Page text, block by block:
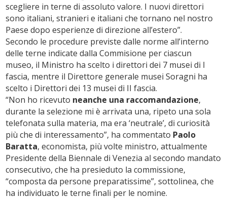
scegliere in terne di assoluto valore. I nuovi direttori
sono italiani, stranieri e italiani che tornano nel nostro
Paese dopo esperienze di direzione all’estero”.
Secondo le procedure previste dalle norme all’interno
delle terne indicate dalla Commisione per ciascun
museo, il Ministro ha scelto i direttori dei 7 musei di I
fascia, mentre il Direttore generale musei Soragni ha
scelto i Direttori dei 13 musei di II fascia.
“Non ho ricevuto neanche una raccomandazione,
durante la selezione mi è arrivata una, ripeto una sola
telefonata sulla materia, ma era ‘neutrale’, di curiosità
più che di interessamento”, ha commentato Paolo
Baratta, economista, più volte ministro, attualmente
Presidente della Biennale di Venezia al secondo mandato
consecutivo, che ha presieduto la commissione,
“composta da persone preparatissime”, sottolinea, che
ha individuato le terne finali per le nomine.